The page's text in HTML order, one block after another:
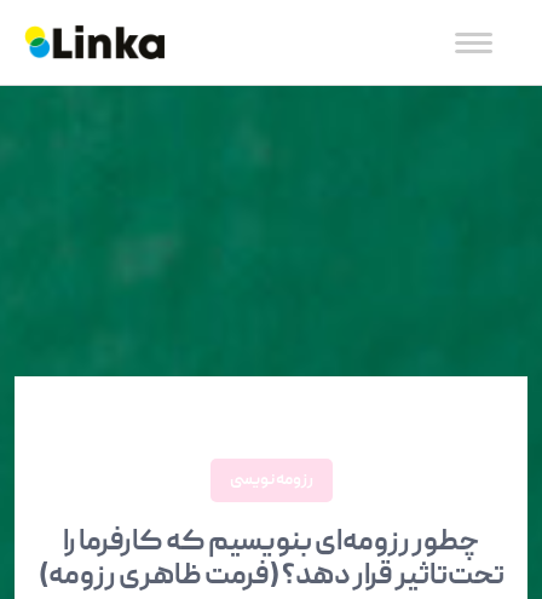
رزومه نویسی
چطور رزومه‌ای بنویسیم که کارفرما را
تحت‌تاثیر قرار دهد؟ (فرمت ظاهری رزومه)